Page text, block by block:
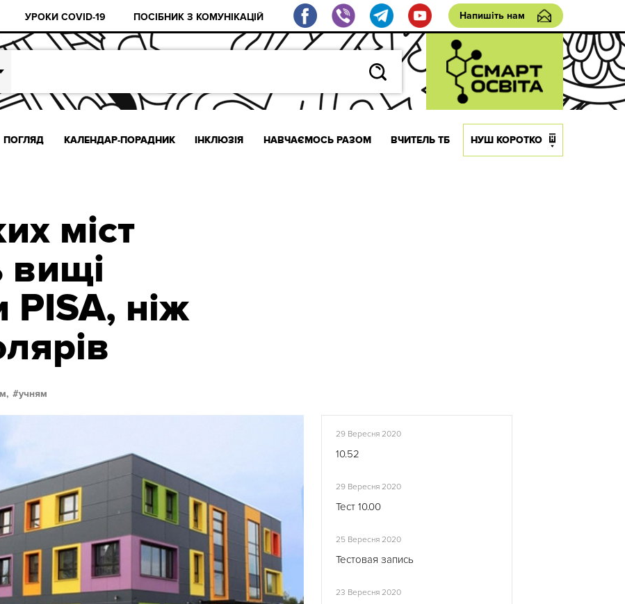
УРОКИ COVID-19 ПОСІБНИК З КОМУНІКАЦІЙ Напишіть нам
ПОГЛЯД КАЛЕНДАР-ПОРАДНИК ІНКЛЮЗІЯ НАВЧАЄМОСЬ РАЗОМ ВЧИТЕЛЬ ТБ НУШ КОРОТКО
міст
вищі
PISA, ніж
учням
29 Вересня 2020
10.52
29 Вересня 2020
Тест 10.00
25 Вересня 2020
Тестовая запись
23 Вересня 2020